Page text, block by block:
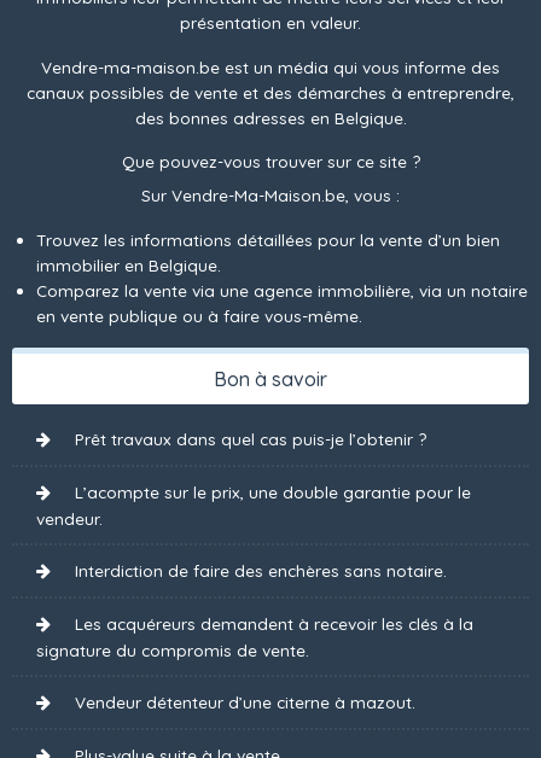
présentation en valeur.
Vendre-ma-maison.be est un média qui vous informe des
canaux possibles de vente et des démarches à entreprendre,
des bonnes adresses en Belgique.
Que pouvez-vous trouver sur ce site ?
Sur Vendre-Ma-Maison.be, vous :
Trouvez les informations détaillées pour la vente d’un bien
immobilier en Belgique.
Comparez la vente via une agence immobilière, via un notaire
en vente publique ou à faire vous-même.
Bon à savoir
Prêt travaux dans quel cas puis-je l’obtenir ?
L’acompte sur le prix, une double garantie pour le
vendeur.
Interdiction de faire des enchères sans notaire.
Les acquéreurs demandent à recevoir les clés à la
signature du compromis de vente.
Vendeur détenteur d’une citerne à mazout.